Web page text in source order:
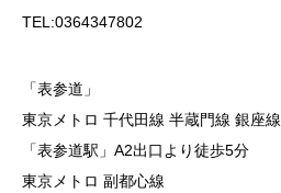
TEL:0364347802
「表参道」
東京メトロ 千代田線 半蔵門線 銀座線
「表参道駅」A2出口より徒歩5分
東京メトロ 副都心線